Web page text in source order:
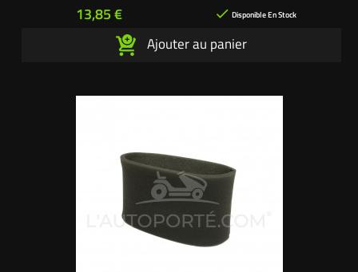
Prix
13,85 €  Disponible En Stock
Ajouter au panier